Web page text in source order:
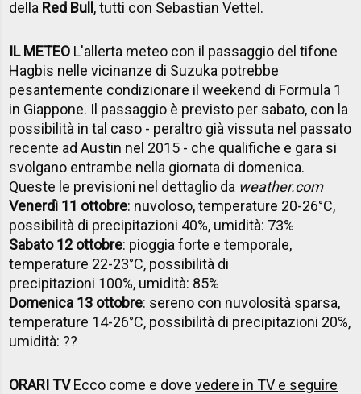
della Red Bull, tutti con Sebastian Vettel.
IL METEO L'allerta meteo con il passaggio del tifone
Hagbis nelle vicinanze di Suzuka potrebbe
pesantemente condizionare il weekend di Formula 1
in Giappone. Il passaggio è previsto per sabato, con la
possibilità in tal caso - peraltro già vissuta nel passato
recente ad Austin nel 2015 - che qualifiche e gara si
svolgano entrambe nella giornata di domenica.
Queste le previsioni nel dettaglio da weather.com
Venerdì 11 ottobre: nuvoloso, temperature 20-26°C,
possibilità di precipitazioni 40%, umidità: 73%
Sabato 12 ottobre: pioggia forte e temporale,
temperature 22-23°C, possibilità di
precipitazioni 100%, umidità: 85%
Domenica 13 ottobre: sereno con nuvolosità sparsa,
temperature 14-26°C, possibilità di precipitazioni 20%,
umidità: ??
ORARI TVEcco come e dovevedere in TV e seguire